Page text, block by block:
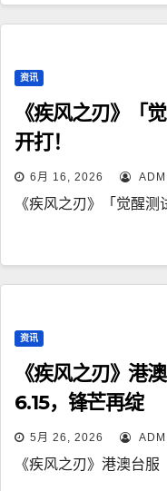
资讯
《疾风之刃》「
开打！
6月 16, 2026
《疾风之刃》「觉醒
资讯
《疾风之刃》港
6.15，锋芒再绽
5月 26, 2026
《疾风之刃》港澳台